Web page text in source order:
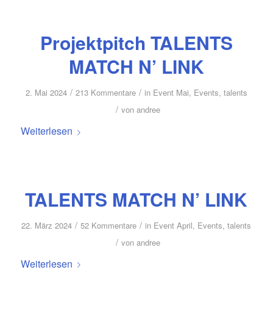
Projektpitch TALENTS
MATCH N’ LINK
2. Mai 2024 / 213 Kommentare / in Event Mai, Events, talents
/ von andree
Weiterlesen
TALENTS MATCH N’ LINK
22. März 2024 / 52 Kommentare / in Event April, Events,talents
/ von andree
Weiterlesen